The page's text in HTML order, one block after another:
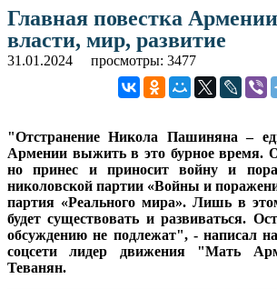
Главная повестка
власти, мир, развитие
31.01.2024 просмотры: 3477
"Отстранение Никола Пашиняна –
Армении выжить в это бурное время.
но принес и приносит войну и
николовской партии «Войны и
партия «Реального мира». Лишь в
будет существовать и развиваться.
обсуждению не подлежат", - написал
соцсети лидер движения "Мать
Теванян.